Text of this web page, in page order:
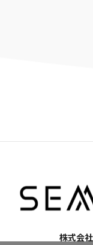
株式会